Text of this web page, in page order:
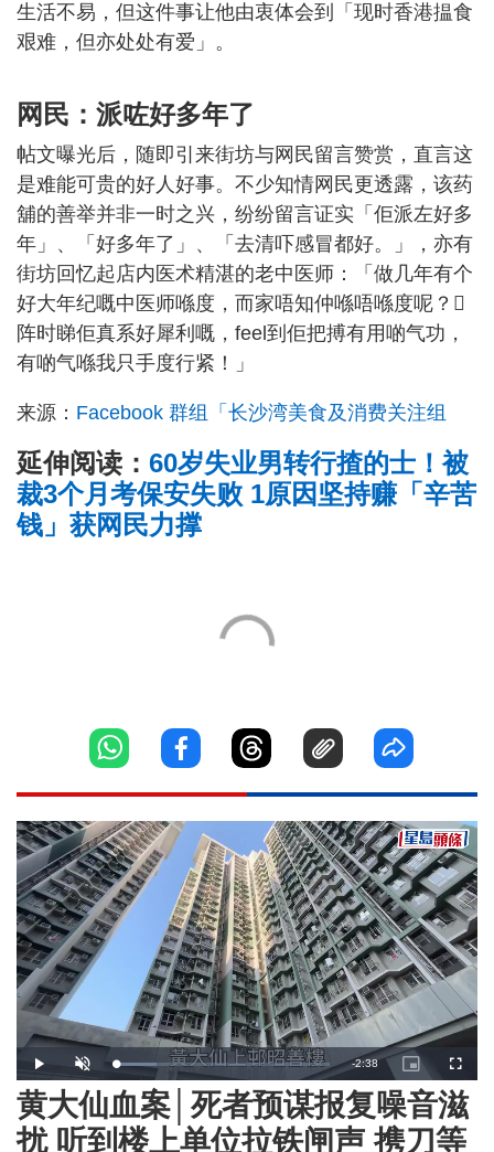
生活不易，但这件事让他由衷体会到「现时香港揾食
艰难，但亦处处有爱」。
网民：派咗好多年了
帖文曝光后，随即引来街坊与网民留言赞赏，直言这
是难能可贵的好人好事。不少知情网民更透露，该药
舖的善举并非一时之兴，纷纷留言证实「佢派左好多
年」、「好多年了」、「去清吓感冒都好。」，亦有
街坊回忆起店内医术精湛的老中医师：「做几年有个
好大年纪嘅中医师喺度，而家唔知仲喺唔喺度呢？𠮶
阵时睇佢真系好犀利嘅，feel到佢把搏有用啲气功，
有啲气喺我只手度行紧！」
来源： Facebook 群组「长沙湾美食及消费关注组
延伸阅读： 60岁失业男转行揸的士！被
裁3个月考保安失败 1原因坚持赚「辛苦
钱」获网民力撑
Play Unmute Loaded:
18.98%
Remaining
Time
-2:38
Picture-
in-
Picture
黄大仙血案│死者预谋报复噪音滋
扰 听到楼上单位拉铁闸声 携刀等